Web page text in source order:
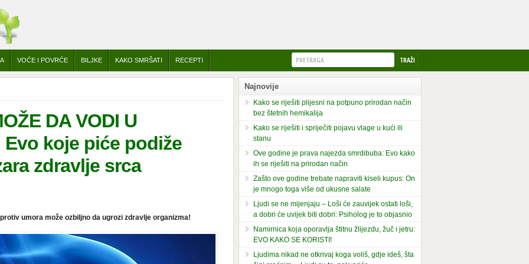
VOĆE I POVRĆE BILJKE KAKO SMRŠATI RECEPTI
DA VODI U
Evo koje piće podiže
zdravlje srca
umora može ozbiljno da ugrozi zdravlje organizma!
Najnovije
Kako se riješiti plijesni na potpuno prirodan način
bez štetnih hemikalija
Kako se riješiti i spriječiti pojavu vlage u kući ili
stanu
Ove godine je prava najezda smrdibuba: Evo kako
ih se riješiti na prirodan način
Zašto ove godine trebate napraviti kiseli kupus: On
je mnogo toga više od ukusne salate
Ljudi se ne mijenjaju – Loši će zauvijek ostati loši,
a dobri će uvijek biti dobri: Psiholog je to objasnio
Namirnica koja oporavlja štitnu žlijezdu, žuč i jetru:
EVO KAKO SE KORISTI!
Ljudima nikad ne otkrivaj koga voliš, gdje ideš, šta